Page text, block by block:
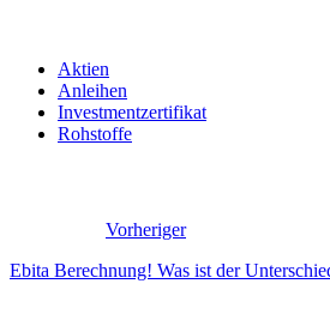
Aktien
Anleihen
Investmentzertifikat
Rohstoffe
Vorheriger
Ebita Berechnung! Was ist der